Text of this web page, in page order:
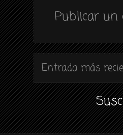
Publicar un
Entrada más